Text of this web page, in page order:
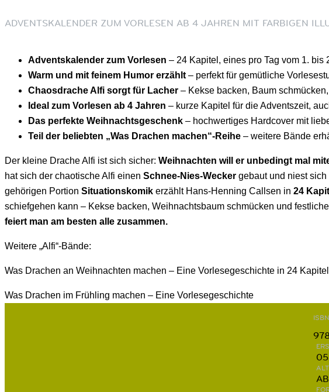
ADVENTSKALENDER ZUM VORLESEN AB 4 JAHREN MIT FARBIGEN
Adventskalender zum Vorlesen – 24 Kapitel, eines pro Tag vom 1. bis
Warm und mit feinem Humor erzählt – perfekt für gemütliche
Chaosdrache Alfi sorgt für Lacher – Kekse backen, Baum
Ideal zum Vorlesen ab 4 Jahren – kurze Kapitel für die Adventszeit,
Das perfekte Weihnachtsgeschenk – hochwertiges Hardcover mit
Teil der beliebten „Was Drachen machen“-Reihe – weitere Bände
Der kleine Drache Alfi ist sich sicher: Weihnachten will er unbedingt mal
hat sich der chaotische Alfi einen Schnee-Nies-Wecker gebaut und niest
gehörigen Portion Situationskomik erzählt Hans-Henning Callsen in 24
schiefgehen kann – Kekse backen, Weihnachtsbaum schmücken und
feiert man am besten alle zusammen.
Weitere „Alfi“-Bände:
Was Drachen an Weihnachten machen – Eine Vorlesegeschichte in 24
Was Drachen im Frühling machen – Eine Vorlesegeschichte